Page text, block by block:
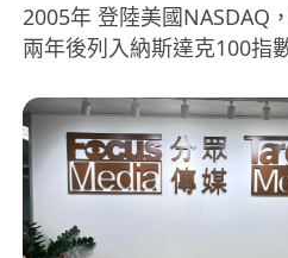
2005年 登陸美國NASDAQ
兩年後列入納斯達克100指
媒體集團(僅次於央視)，全
2018年 引入戰略夥伴阿里
領域 2019年 子公司Target
東南亞市場 2024年至今
大的電梯電視+電梯海報企業